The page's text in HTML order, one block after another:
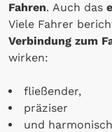
Fahren. Auch das
Viele Fahrer
Verbindung zum
wirken:
fließender,
präziser
und